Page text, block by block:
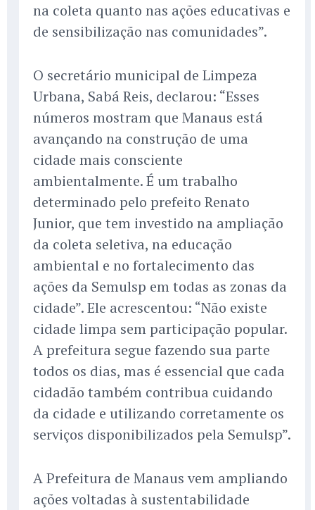
na coleta quanto nas ações educativas e
de sensibilização nas comunidades”.
O secretário municipal de Limpeza
Urbana, Sabá Reis, declarou: “Esses
números mostram que Manaus está
avançando na construção de uma
cidade mais consciente
ambientalmente. É um trabalho
determinado pelo prefeito Renato
Junior, que tem investido na ampliação
da coleta seletiva, na educação
ambiental e no fortalecimento das
ações da Semulsp em todas as zonas da
cidade”. Ele acrescentou: “Não existe
cidade limpa sem participação popular.
A prefeitura segue fazendo sua parte
todos os dias, mas é essencial que cada
cidadão também contribua cuidando
da cidade e utilizando corretamente os
serviços disponibilizados pela Semulsp”.
A Prefeitura de Manaus vem ampliando
ações voltadas à sustentabilidade